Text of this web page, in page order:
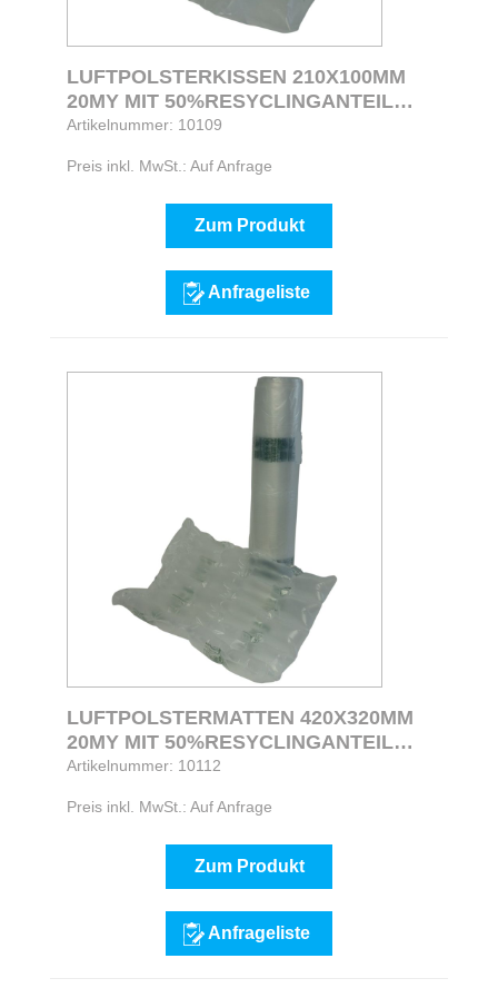
LUFTPOLSTERKISSEN 210X100MM
20MY MIT 50%RESYCLINGANTEIL
HERGESTELLT
Artikelnummer: 10109
Preis inkl. MwSt.: Auf Anfrage
Zum Produkt
Anfrageliste
LUFTPOLSTERMATTEN 420X320MM
20MY MIT 50%RESYCLINGANTEIL
HERGESTELLT
Artikelnummer: 10112
Preis inkl. MwSt.: Auf Anfrage
Zum Produkt
Anfrageliste